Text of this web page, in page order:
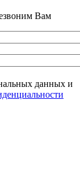
Вам
данных и